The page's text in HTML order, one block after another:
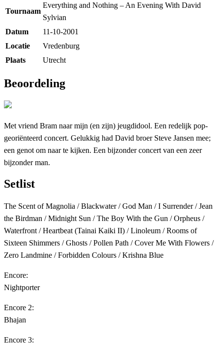
Tournaam
Everything and Nothing – An Evening With David
Sylvian
Datum
11-10-2001
Locatie
Vredenburg
Plaats
Utrecht
Beoordeling
Met vriend Bram naar mijn (en zijn) jeugdidool. Een redelijk pop-
georiënteerd concert. Gelukkig had David broer Steve Jansen mee;
een genot om naar te kijken. Een bijzonder concert van een zeer
bijzonder man.
Setlist
The Scent of Magnolia / Blackwater / God Man / I Surrender / Jean
the Birdman / Midnight Sun / The Boy With the Gun / Orpheus /
Waterfront / Heartbeat (Tainai Kaiki II) / Linoleum / Rooms of
Sixteen Shimmers / Ghosts / Pollen Path / Cover Me With Flowers /
Zero Landmine / Forbidden Colours / Krishna Blue
Encore:
Nightporter
Encore 2:
Bhajan
Encore 3: